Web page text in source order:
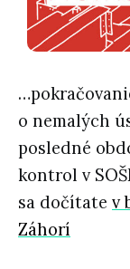
o nemalých
posledné
kontrol v
sa dočítate v
Záhorí